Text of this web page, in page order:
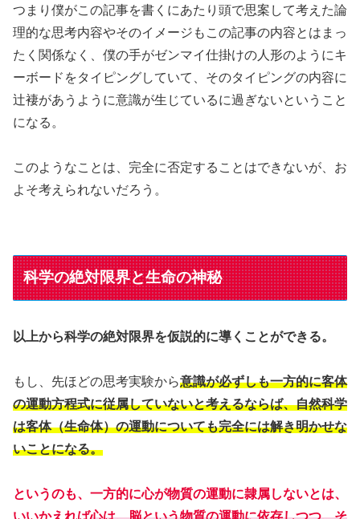
つまり僕がこの記事を書くにあたり頭で思案して考えた論
理的な思考内容やそのイメージもこの記事の内容とはまっ
たく関係なく、僕の手がゼンマイ仕掛けの人形のようにキ
ーボードをタイピングしていて、そのタイピングの内容に
辻褄があうように意識が生じているに過ぎないということ
になる。
このようなことは、完全に否定することはできないが、お
よそ考えられないだろう。
科学の絶対限界と生命の神秘
以上から科学の絶対限界を仮説的に導くことができる。
もし、先ほどの思考実験から意識が必ずしも一方的に客体
の運動方程式に従属していないと考えるならば、自然科学
は客体（生命体）の運動についても完全には解き明かせな
いことになる。
というのも、一方的に心が物質の運動に隷属しないとは、
いいかえれば心は、脳という物質の運動に依存しつつ、そ